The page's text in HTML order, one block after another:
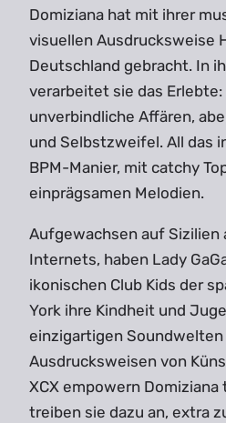
Domiziana hat mit ihrer
visuellen Ausdrucksweise
Deutschland gebracht. In
verarbeitet sie das Erlebte:
unverbindliche Affären,
und Selbstzweifel. All das
BPM-Manier, mit catchy
einprägsamen Melodien.
Aufgewachsen auf Sizilien
Internets, haben Lady
ikonischen Club Kids der
York ihre Kindheit und
einzigartigen
Ausdrucksweisen von
XCX empowern Domiziana
treiben sie dazu an, extra